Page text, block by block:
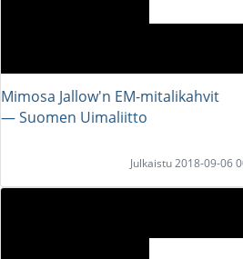
Mimosa Jallow'n EM-mitalikahvit
― Suomen Uimaliitto
Julkaistu 2018-09-06